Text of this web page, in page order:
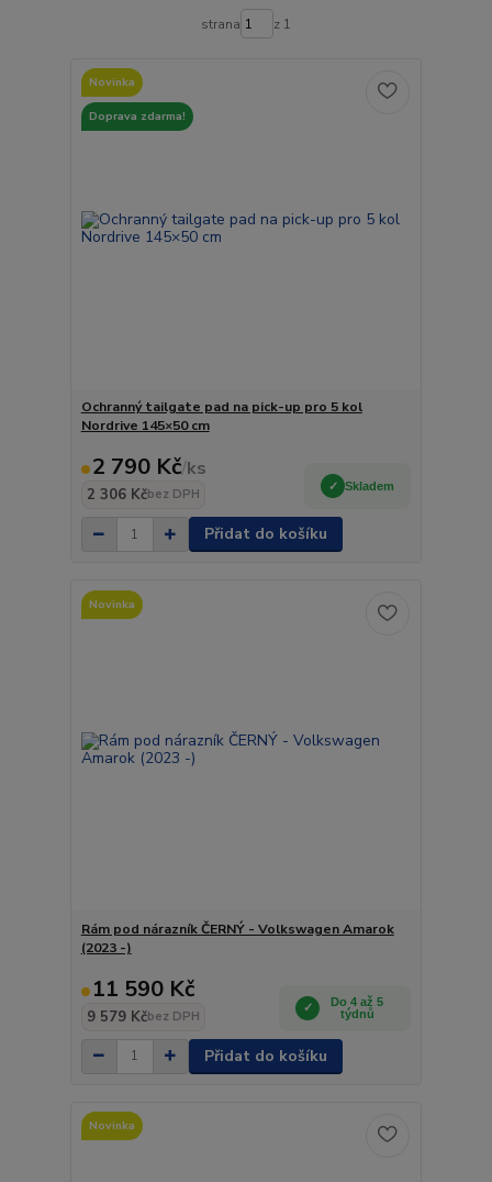
strana z 1
Novinka
Doprava zdarma!
Ochranný tailgate pad na pick-up pro 5 kol
Nordrive 145×50 cm
2 790 Kč/ks
2 306 Kčbez DPH
Skladem
Přidat do košíku
Novinka
Rám pod nárazník ČERNÝ - Volkswagen Amarok
(2023 -)
11 590 Kč
9 579 Kčbez DPH
Do 4 až 5
týdnů
Přidat do košíku
Novinka